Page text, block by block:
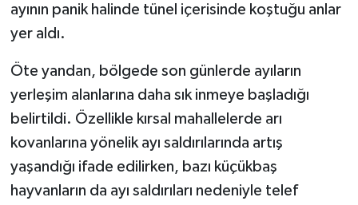
ayının panik halinde tünel içerisinde koştuğu anlar
yer aldı.
Öte yandan, bölgede son günlerde ayıların
yerleşim alanlarına daha sık inmeye başladığı
belirtildi. Özellikle kırsal mahallelerde arı
kovanlarına yönelik ayı saldırılarında artış
yaşandığı ifade edilirken, bazı küçükbaş
hayvanların da ayı saldırıları nedeniyle telef